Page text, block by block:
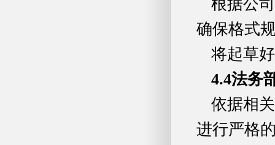
根据公
确保格式
将起草
4.4法务
依据相
进行严格